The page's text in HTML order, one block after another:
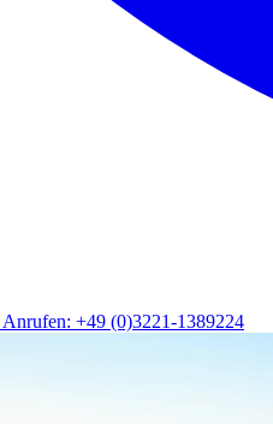
Anrufen: +49 (0)3221-1389224